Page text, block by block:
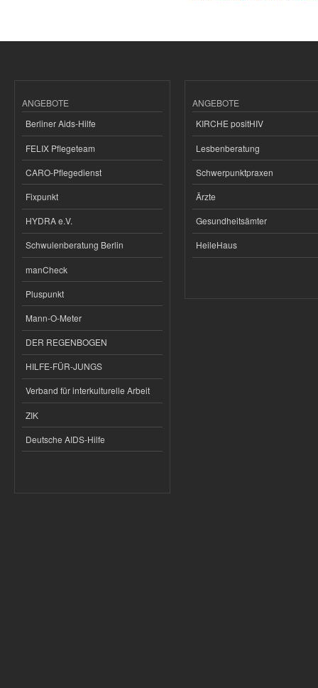
ANGEBOTE
Berliner Aids-Hilfe
FELIX Pflegeteam
CARO-Pflegedienst
Fixpunkt
HYDRA e.V.
Schwulenberatung Berlin
manCheck
Pluspunkt
Mann-O-Meter
DER REGENBOGEN
HILFE-FÜR-JUNGS
Verband für interkulturelle Arbeit
ZIK
Deutsche AIDS-Hilfe
ANGEBOTE
KIRCHE positHIV
Lesbenberatung
Schwerpunktpraxen
Ärzte
Gesundheitsämter
HeileHaus